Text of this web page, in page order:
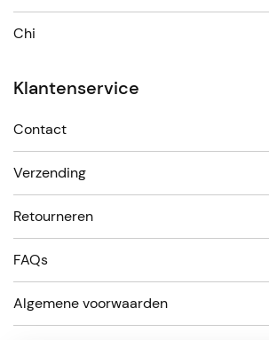
Chi
Klantenservice
Contact
Verzending
Retourneren
FAQs
Algemene voorwaarden